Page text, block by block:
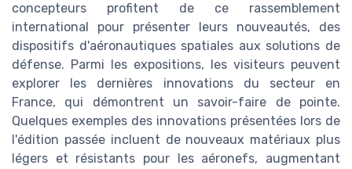
concepteurs profitent de ce rassemblement
international pour présenter leurs nouveautés, des
dispositifs d'aéronautiques spatiales aux solutions de
défense. Parmi les expositions, les visiteurs peuvent
explorer les dernières innovations du secteur en
France, qui démontrent un savoir-faire de pointe.
Quelques exemples des innovations présentées lors de
l'édition passée incluent de nouveaux matériaux plus
légers et résistants pour les aéronefs, augmentant